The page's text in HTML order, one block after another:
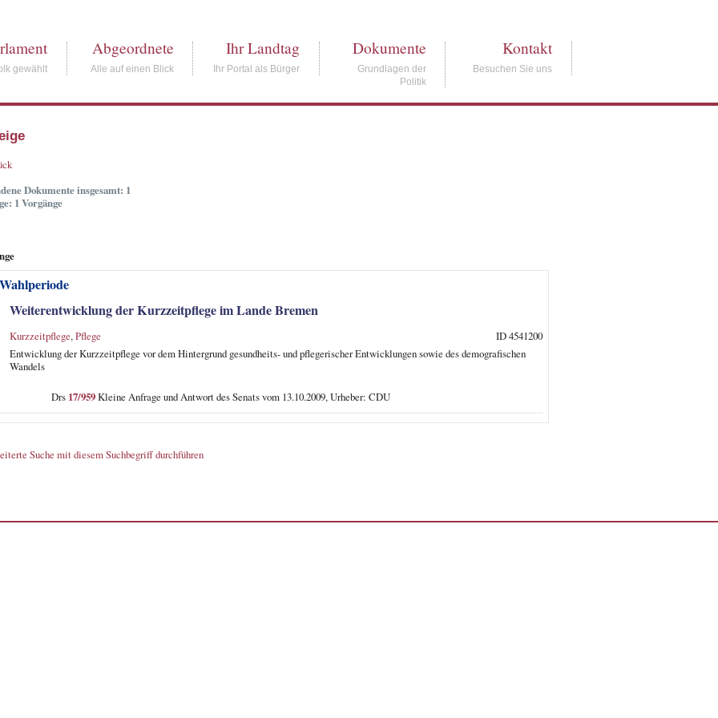
gewählt
Abgeordnete
Alle auf einen Blick
Ihr Landtag
Ihr Portal als Bürger
Dokumente
Grundlagen der
Politik
Kontakt
Besuchen Sie uns
Dokumente insgesamt: 1
1 Vorgänge
Weiterentwicklung der Kurzzeitpflege im Lande Bremen
Kurzzeitpflege,Pflege
ID 4541200
Entwicklung der Kurzzeitpflege vor dem Hintergrund gesundheits- und pflegerischer Entwicklungen sowie des demografischen
Wandels
Drs 17/959Kleine Anfrage und Antwort des Senats vom 13.10.2009, Urheber: CDU
Suche mit diesem Suchbegriff durchführen